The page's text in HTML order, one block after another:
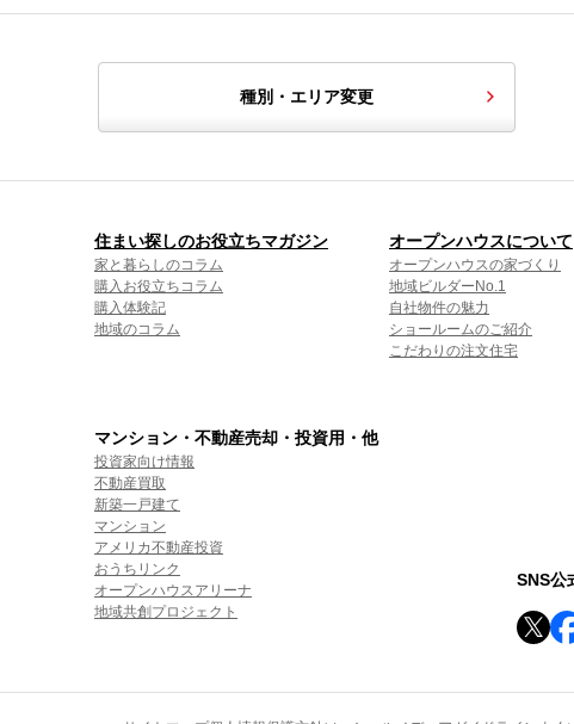
種別・エリア変更
住まい探しのお役立ちマガジン
家と暮らしのコラム
購入お役立ちコラム
購入体験記
地域のコラム
オープンハウスについて
オープンハウスの家づくり
地域ビルダーNo.1
自社物件の魅力
ショールームのご紹介
こだわりの注文住宅
マンション・不動産売却・投資用・他
投資家向け情報
不動産買取
新築一戸建て
マンション
アメリカ不動産投資
おうちリンク
オープンハウスアリーナ
地域共創プロジェクト
SNS公